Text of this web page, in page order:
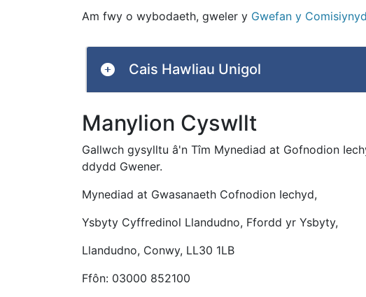
Am fwy o wybodaeth, gweler y Gwefan y
Cais Hawliau Unigol
Manylion Cyswllt
Gallwch gysylltu â'n Tîm Mynediad at Gofnodion
ddydd Gwener.
Mynediad at Gwasanaeth Cofnodion Iechyd,
Ysbyty Cyffredinol Llandudno, Ffordd yr Ysbyty,
Llandudno, Conwy, LL30 1LB
Ffôn: 03000 852100